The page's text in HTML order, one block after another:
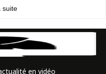
en vidéo